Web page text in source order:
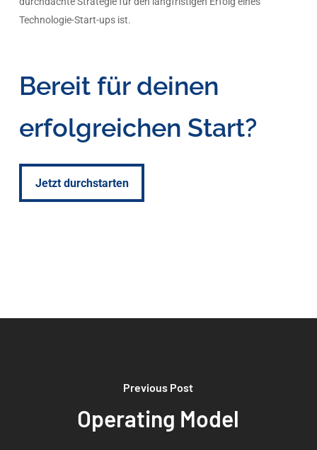
Technologie-Start-ups ist.
Bereit für deinen
erfolgreichen Start?
Jetzt durchstarten
Previous Post
Operating Model